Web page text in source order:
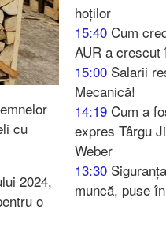
hoților
15:40 Cum
AUR a crescut
15:00 Salarii
Mecanică!
14:19 Cum a
expres Târgu
Weber
13:30
muncă, puse
cu
2024,
o